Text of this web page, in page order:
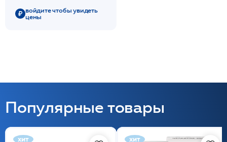
войдите чтобы увидеть
цены
Популярные товары
хит хит